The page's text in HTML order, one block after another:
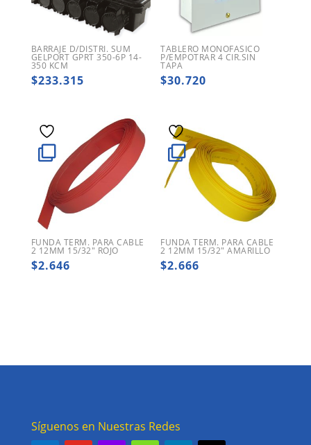
BARRAJE D/DISTRI. SUM
GELPORT GPRT 350-6P 14-
350 KCM
$233.315
TABLERO MONOFASICO
P/EMPOTRAR 4 CIR.SIN
TAPA
$30.720
FUNDA TERM. PARA CABLE
2 12MM 15/32″ ROJO
$2.646
FUNDA TERM. PARA CABLE
2 12MM 15/32″ AMARILLO
$2.666
Síguenos en Nuestras Redes